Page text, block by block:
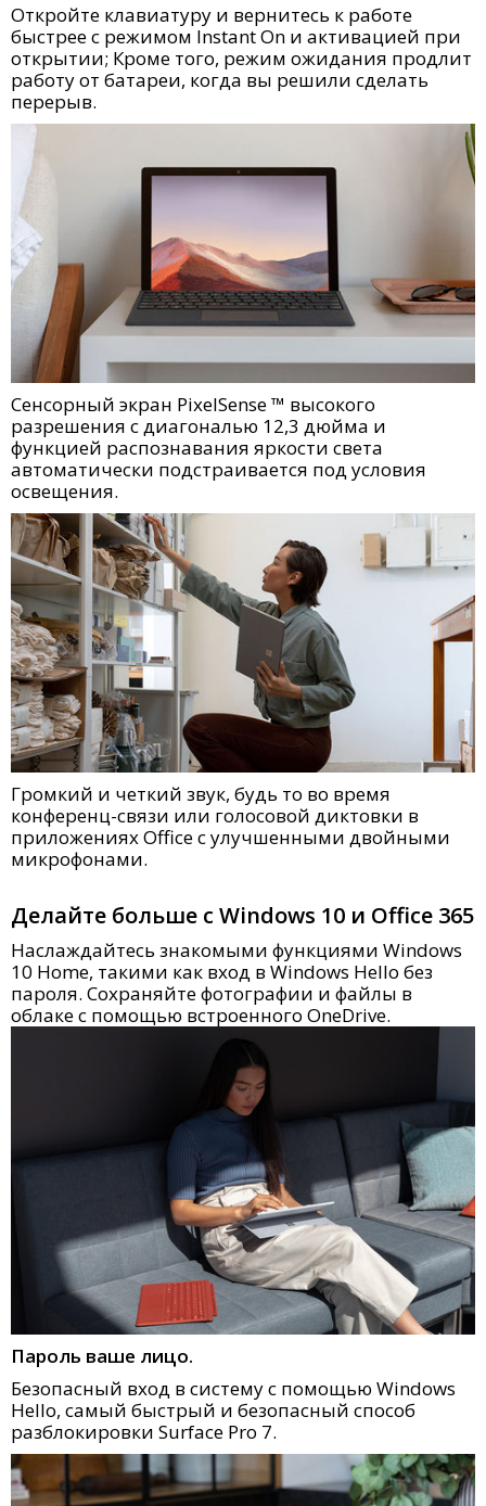
Откройте клавиатуру и вернитесь к работе
быстрее с режимом Instant On и активацией при
открытии; Кроме того, режим ожидания продлит
работу от батареи, когда вы решили сделать
перерыв.
Сенсорный экран PixelSense ™ высокого
разрешения с диагональю 12,3 дюйма и
функцией распознавания яркости света
автоматически подстраивается под условия
освещения.
Громкий и четкий звук, будь то во время
конференц-связи или голосовой диктовки в
приложениях Office с улучшенными двойными
микрофонами.
Делайте больше с Windows 10 и Office 365
Наслаждайтесь знакомыми функциями Windows
10 Home, такими как вход в Windows Hello без
пароля. Сохраняйте фотографии и файлы в
облаке с помощью встроенного OneDrive.
Пароль ваше лицо.
Безопасный вход в систему с помощью Windows
Hello, самый быстрый и безопасный способ
разблокировки Surface Pro 7.